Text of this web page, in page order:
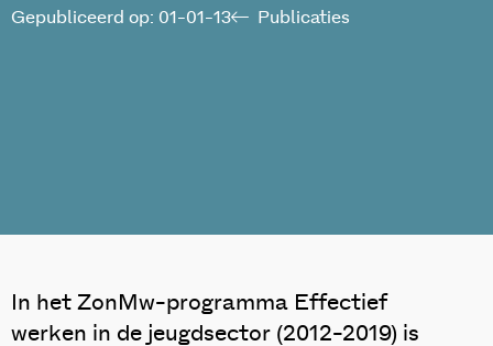
Publicaties
Gepubliceerd op: 01-01-13
In het ZonMw-programma Effectief
werken in de jeugdsector (2012-2019) is